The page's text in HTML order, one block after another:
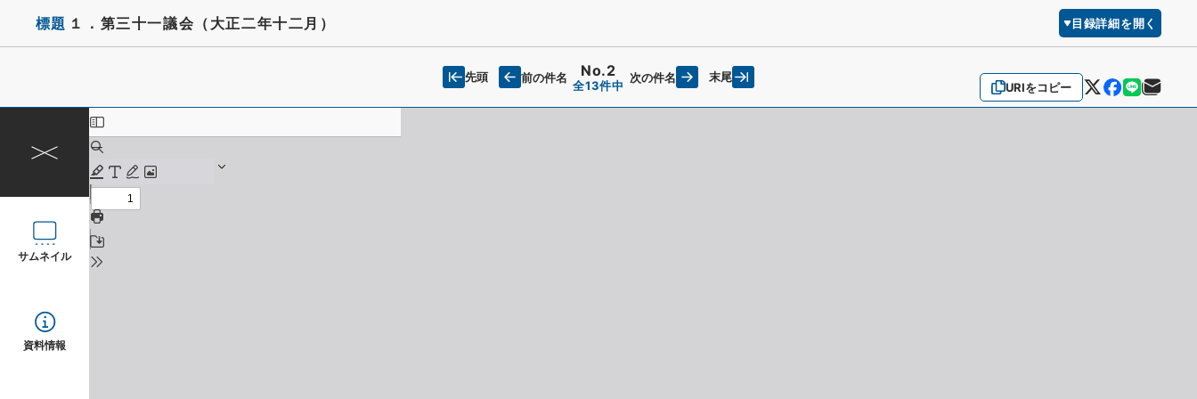
標題 １．第三十一議会（大正二年十二月） 目録詳細を開く
URIをコピー
先頭 前の件名 No.2
全13件中
次の件名 末尾
サムネイル
資料情報